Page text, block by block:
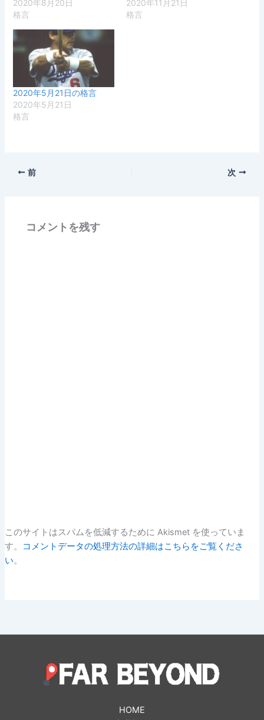
2020年8月20日
格言
2020年11月21日
格言
2020年5月21日の格言
2020年5月21日
格言
前 次
コメントを残す
このサイトはスパムを低減するために Akismet を使っていま
す。
コメントデータの処理方法の詳細はこちらをご覧くださ
い。
HOME